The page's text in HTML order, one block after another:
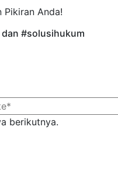
Pikiran Anda!
#solusihukum
berikutnya.